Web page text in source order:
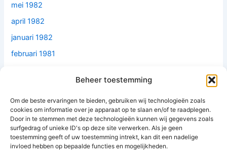
Beheer toestemming
Om de beste ervaringen te bieden, gebruiken wij technologieën zoals
cookies om informatie over je apparaat op te slaan en/of te raadplegen.
Door in te stemmen met deze technologieën kunnen wij gegevens zoals
surfgedrag of unieke ID's op deze site verwerken. Als je geen
toestemming geeft of uw toestemming intrekt, kan dit een nadelige
invloed hebben op bepaalde functies en mogelijkheden.
mei 1982
april 1982
januari 1982
februari 1981
mei 1977
februari 1977
mei 1976
oktober 1974